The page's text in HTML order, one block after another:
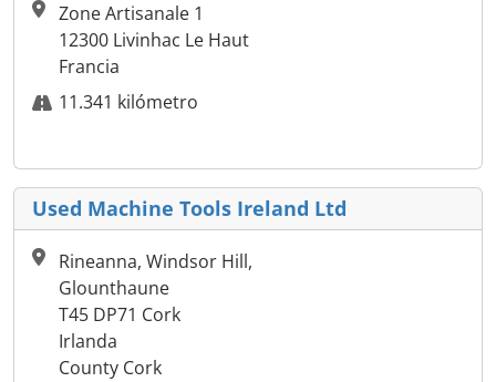
Zone Artisanale 1
12300 Livinhac Le Haut
Francia
11.341 kilómetro
Used Machine Tools Ireland Ltd
Rineanna, Windsor Hill,
Glounthaune
T45 DP71 Cork
Irlanda
County Cork